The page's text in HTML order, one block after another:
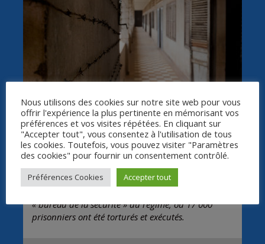
Synopsis
Ce documentaire revient sur la politique
d’élimination systématique orchestrée par les
Khmers rouges, au Cambodge, entre 1975 et 1979,
« bureau de la sécurité » du régime, où 17 000
prisonniers ont été torturés et exécutés.
Nous utilisons des cookies sur notre site web pour vous
offrir l'expérience la plus pertinente en mémorisant vos
préférences et vos visites répétées. En cliquant sur
"Accepter tout", vous consentez à l'utilisation de tous
les cookies. Toutefois, vous pouvez visiter "Paramètres
des cookies" pour fournir un consentement contrôlé.
Préférences Cookies Accepter tout